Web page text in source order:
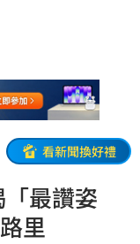
看新聞換好禮
最讚姿
里